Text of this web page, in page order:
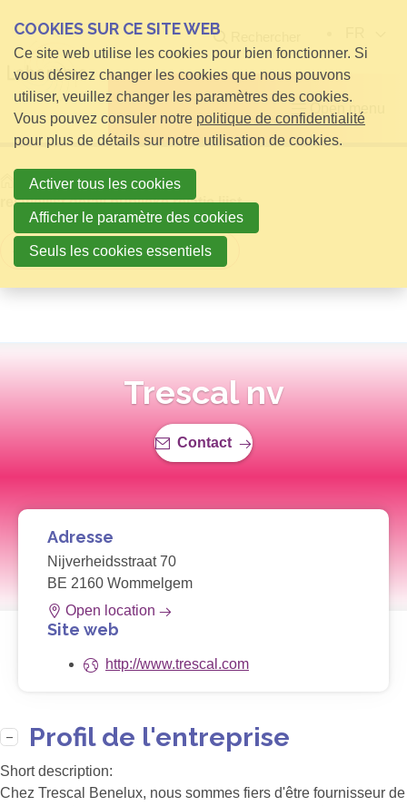
Open menu
Homeinfos pour Visiteurs
relatielijst detail publieke relatie lijst
Retour à la vue d'ensemble
Trescal nv
Contact
Adresse
Nijverheidsstraat 70
BE 2160 Wommelgem
Open location
Site web
http://www.trescal.com
Profil de l'entreprise
Short description:
Chez Trescal Benelux, nous sommes fiers d'être fournisseur de
COOKIES SUR CE SITE WEB
Ce site web utilise les cookies pour bien fonctionner. Si
vous désirez changer les cookies que nous pouvons
utiliser, veuillez changer les paramètres des cookies.
Vous pouvez consuler notre politique de confidentialité
pour plus de détails sur notre utilisation de cookies.
Activer tous les cookies
Afficher le paramètre des cookies
Seuls les cookies essentiels